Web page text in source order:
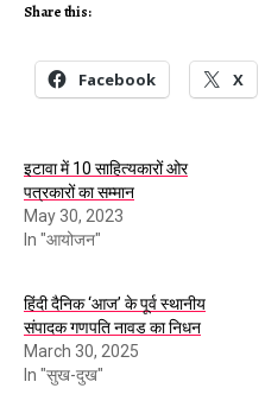
Share this:
Facebook X
इटावा में 10 साहित्यकारों ओर
पत्रकारों का सम्मान
May 30, 2023
In "आयोजन"
हिंदी दैनिक ‘आज’ के पूर्व स्थानीय
संपादक गणपति नावड का निधन
March 30, 2025
In "सुख-दुख"